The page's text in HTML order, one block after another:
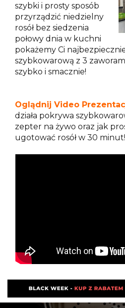
szybki i prosty sposób
przyrządzić niedzielny
rosół bez siedzenia
połowy dnia w kuchni
pokażemy Ci
szybkowarową z 3
szybko i smacznie!
Oglądnij Video
działa pokrywa
zepter na żywo oraz jak
ugotować rosół w 30 minut!